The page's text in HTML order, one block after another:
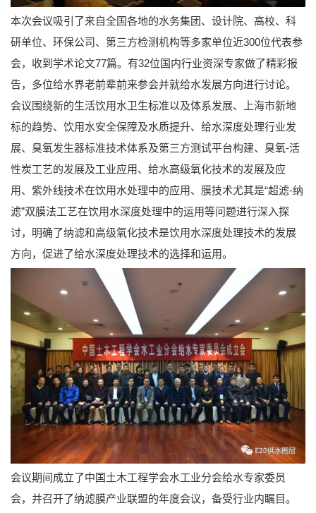
本次会议吸引了来自全国各地的水务集团、设计院、高校、科
研单位、环保公司、第三方检测机构等多家单位近300位代表参
会，收到学术论文77篇。有32位国内行业资深专家做了精彩报
告，多位给水界老前辈前来参会并就给水发展方向进行讨论。
会议围绕新的生活饮用水卫生标准以及体系发展、上海市新地
标的趋势、饮用水安全保障及水质提升、给水深度处理行业发
展、臭氧发生器标准技术体系及第三方测试平台构建、臭氧-活
性炭工艺的发展及工业应用、给水高级氧化技术的发展及应
用、紫外线技术在饮用水处理中的应用、膜技术尤其是“超滤-纳
滤”双膜法工艺在饮用水深度处理中的运用等问题进行深入探
讨，明确了纳滤和高级氧化技术是饮用水深度处理技术的发展
方向，促进了给水深度处理技术的选择和运用。
会议期间成立了中国土木工程学会水工业分会给水专家委员
会，并召开了纳滤膜产业联盟的年度会议，备受行业内瞩目。